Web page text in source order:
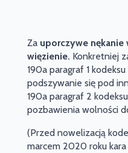
Za uporczywe
więzienie. Konkretniej
190a paragraf 1
podszywanie się pod
190a paragraf 2
pozbawienia wolności
(Przed nowelizacją
marcem 2020 roku kara